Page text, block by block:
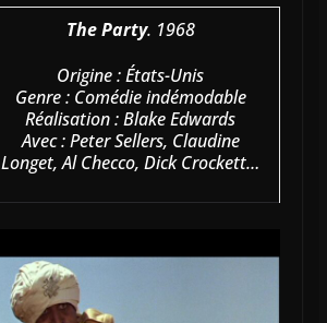
The Party. 1968
Origine : États-Unis
Genre : Comédie indémodable
Réalisation : Blake Edwards
Avec : Peter Sellers, Claudine
Longet, Al Checco, Dick Crockett…